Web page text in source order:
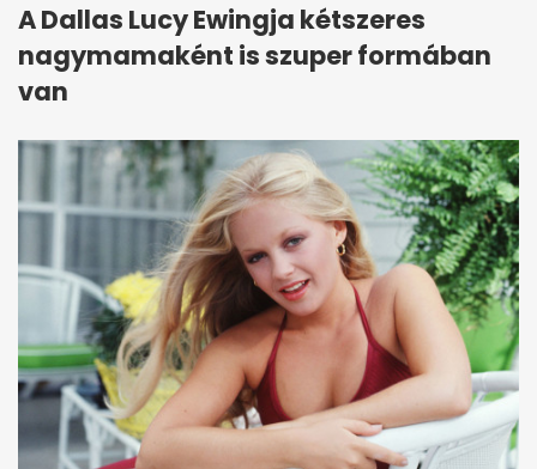
A Dallas Lucy Ewingja kétszeres
nagymamaként is szuper formában
van